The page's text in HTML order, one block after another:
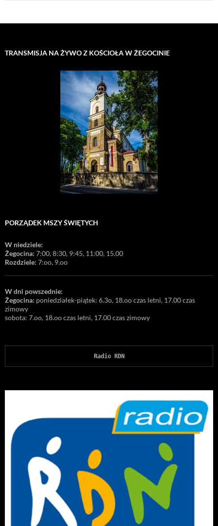
TRANSMISJA NA ŻYWO Z KOŚCIOŁA W ŻEGOCINIE
PORZĄDEK MSZY ŚWIĘTYCH
W niedziele:
Żegocina: 7:00, 8:30, 9:45, 11:00, 15.00
Rozdziele: 7:oo, 9.oo
W dni powszednie:
Żegocina: poniedziałek-piątek: 6.3o, 18.oo czas letni, 17.00 czas
zimowy
sobota: 7.oo, 18.oo czas letni, 17.00 czas zimowy
Radio RDN